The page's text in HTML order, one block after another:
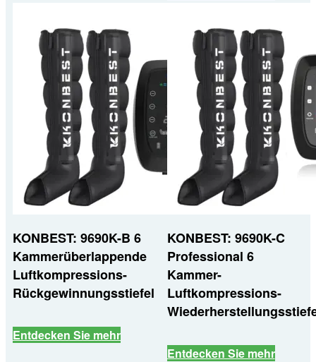
KONBEST: 9690K-B 6
Kammerüberlappende
Luftkompressions-
Rückgewinnungsstiefel
Entdecken Sie mehr
KONBEST: 9690K-C
Professional 6
Kammer-
Luftkompressions-
Entdecken Sie mehr